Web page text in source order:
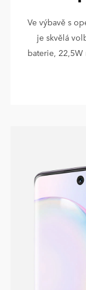
Ve výbavě s
je skvělá
baterie,